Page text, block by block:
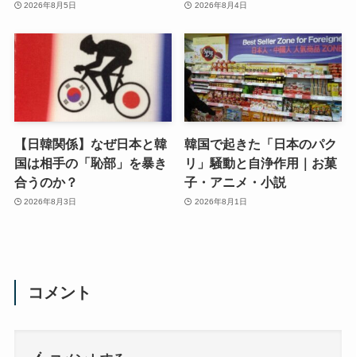
2026年8月5日 2026年8月4日
【日韓関係】なぜ日本と韓
国は相手の「恥部」を暴き
合うのか？
2026年8月3日
韓国で起きた「日本のパク
リ」騒動と自浄作用｜お菓
子・アニメ・小説
2026年8月1日
コメント